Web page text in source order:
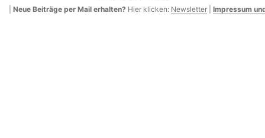
Neue Beiträge per Mail erhalten? Hier klicken: Newsletter Impressum